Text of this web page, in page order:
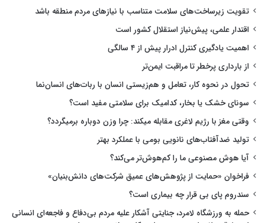
تقویت زیرساخت‌های سلامت متناسب با نیازهای مردم منطقه باشد
اقتدار علمی، پیش‌نیاز استقلال کشور است
اهمیت یادگیری کنترل ادرار پیش از ۴ سالگی
از بارداری پرخطر تا مراقبت ایمن‌تر
تحول در نحوه کار، تعامل و هم‌زیستی انسان با ربات‌های انسان‌نما
سونای خشک یا بخار، کدامیک برای سلامتی مفید است؟
وقتی مغز با رژیم لاغری مقابله میکند: چرا وزن دوباره برمیگردد؟
تولید ضدآفتاب‌های نانویی بومی با عملکرد بهتر
آیا هوش مصنوعی ما را کم‌هوش‌تر می‌کند؟
فراخوان «حمایت از پژوهش‌های عمیق شرکت‌های دانش‌بنیان»
سندروم پای بی قرار چه بیماری است؟
حمله به ورزشگاه لامرد، جنایتی آشکار علیه مردم بی‌دفاع و فاجعه‌ای انسانی